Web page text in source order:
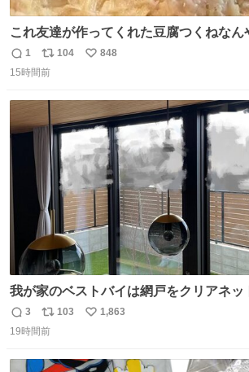
これ友達が作ってくれた豆腐つくねなんやけど
まで豆腐って気づかなかった🤣✨ふわふ
し普通につくねより好きかもしれん🥹🤍 ダイエット中でも
返
信
1
リ
ポ
ト
数
104
い
848
15時間前
我が家のベストバイは網戸をクリアネッ
と。網目が細かいから虫の侵入は一切許
もクリアで網戸の存在を感じない。特筆
返
信
3
リ
ポ
103
い
1,863
19時間前